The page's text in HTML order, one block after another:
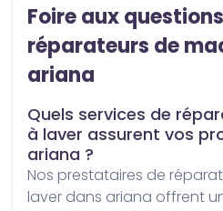
Foire aux
réparateurs de
ariana
Quels services de
à laver assurent vos
ariana ?
Nos prestataires de réparation de machines à
laver dans ariana offrent